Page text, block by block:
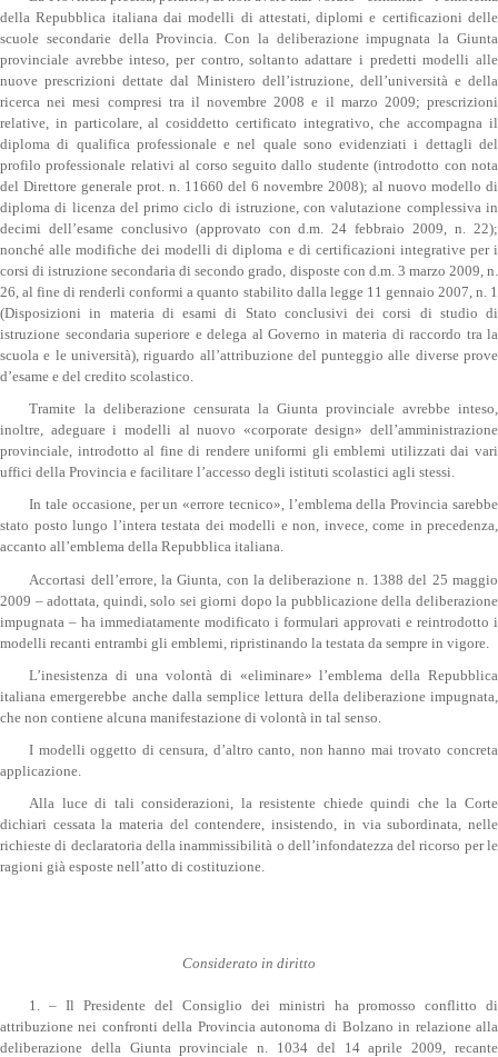
della Repubblica italiana dai modelli di attestati, diplomi e certificazioni delle
scuole secondarie della Provincia. Con la deliberazione impugnata la Giunta
provinciale avrebbe inteso, per contro, soltanto adattare i predetti modelli alle
nuove prescrizioni dettate dal Ministero dell’istruzione, dell’università e della
ricerca nei mesi compresi tra il novembre 2008 e il marzo 2009; prescrizioni
relative, in particolare, al cosiddetto certificato integrativo, che accompagna il
diploma di qualifica professionale e nel quale sono evidenziati i dettagli del
profilo professionale relativi al corso seguito dallo studente (introdotto con nota
del Direttore generale prot. n. 11660 del 6 novembre 2008); al nuovo modello di
diploma di licenza del primo ciclo di istruzione, con valutazione complessiva in
decimi dell’esame conclusivo (approvato con d.m. 24 febbraio 2009, n. 22);
nonché alle modifiche dei modelli di diploma e di certificazioni integrative per i
corsi di istruzione secondaria di secondo grado, disposte con d.m. 3 marzo 2009, n.
26, al fine di renderli conformi a quanto stabilito dalla legge 11 gennaio 2007, n. 1
(Disposizioni in materia di esami di Stato conclusivi dei corsi di studio di
istruzione secondaria superiore e delega al Governo in materia di raccordo tra la
scuola e le università), riguardo all’attribuzione del punteggio alle diverse prove
d’esame e del credito scolastico.
Tramite la deliberazione censurata la Giunta provinciale avrebbe inteso,
inoltre, adeguare i modelli al nuovo «corporate design» dell’amministrazione
provinciale, introdotto al fine di rendere uniformi gli emblemi utilizzati dai vari
uffici della Provincia e facilitare l’accesso degli istituti scolastici agli stessi.
In tale occasione, per un «errore tecnico», l’emblema della Provincia sarebbe
stato posto lungo l’intera testata dei modelli e non, invece, come in precedenza,
accanto all’emblema della Repubblica italiana.
Accortasi dell’errore, la Giunta, con la deliberazione n. 1388 del 25 maggio
2009 – adottata, quindi, solo sei giorni dopo la pubblicazione della deliberazione
impugnata – ha immediatamente modificato i formulari approvati e reintrodotto i
modelli recanti entrambi gli emblemi, ripristinando la testata da sempre in vigore.
L’inesistenza di una volontà di «eliminare» l’emblema della Repubblica
italiana emergerebbe anche dalla semplice lettura della deliberazione impugnata,
che non contiene alcuna manifestazione di volontà in tal senso.
I modelli oggetto di censura, d’altro canto, non hanno mai trovato concreta
applicazione.
Alla luce di tali considerazioni, la resistente chiede quindi che la Corte
dichiari cessata la materia del contendere, insistendo, in via subordinata, nelle
richieste di declaratoria della inammissibilità o dell’infondatezza del ricorso per le
ragioni già esposte nell’atto di costituzione.
Considerato in diritto
1. – Il Presidente del Consiglio dei ministri ha promosso conflitto di
attribuzione nei confronti della Provincia autonoma di Bolzano in relazione alla
deliberazione della Giunta provinciale n. 1034 del 14 aprile 2009, recante